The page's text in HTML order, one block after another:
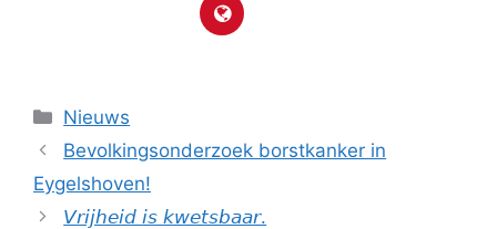
Categorieën
Nieuws
Bevolkingsonderzoek borstkanker in
Eygelshoven!
𝘝𝘳𝘪𝘫𝘩𝘦𝘪𝘥 𝘪𝘴 𝘬𝘸𝘦𝘵𝘴𝘣𝘢𝘢𝘳.